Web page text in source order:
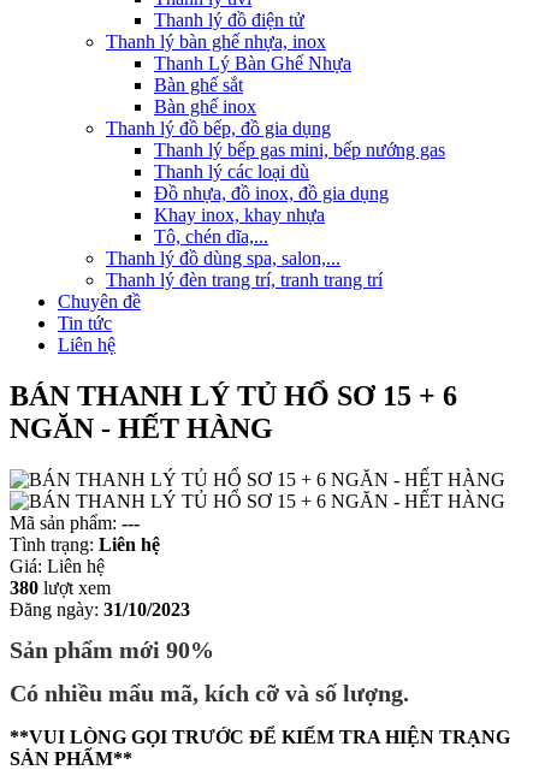
Thanh lý đồ điện tử
Thanh lý bàn ghế nhựa, inox
Thanh Lý Bàn Ghế Nhựa
Bàn ghế sắt
Bàn ghế inox
Thanh lý đồ bếp, đồ gia dụng
Thanh lý bếp gas mini, bếp nướng gas
Thanh lý các loại dù
Đồ nhựa, đồ inox, đồ gia dụng
Khay inox, khay nhựa
Tô, chén dĩa,...
Thanh lý đồ dùng spa, salon,...
Thanh lý đèn trang trí, tranh trang trí
Chuyên đề
Tin tức
Liên hệ
BÁN THANH LÝ TỦ HỔ SƠ 15 + 6
NGĂN - HẾT HÀNG
Mã sản phẩm: ---
Tình trạng: Liên hệ
Giá: Liên hệ
380 lượt xem
Đăng ngày: 31/10/2023
Sản phẩm mới 90%
Có nhiều mẩu mã, kích cỡ và số lượng.
**VUI LÒNG GỌI TRƯỚC ĐỂ KIỂM TRA HIỆN TRẠNG
SẢN PHẨM**